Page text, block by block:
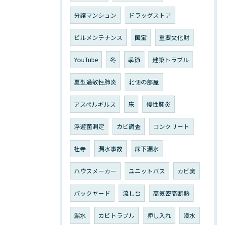
分譲マンション ドラッグストア
ビルメンテナンス 国宝 重要文化財
YouTube 冬 季節 建築トラブル
夏型過敏性肺炎 北側の部屋
アスペルギルス 床 慢性肺炎
浮遊菌測定 カビ調査 コンクリート
社寺 漏水事故 床下漏水
ハウスメーカー ユニットバス カビ臭
バックヤード 流し台 高気密高断熱
漏水 カビトラブル 押し入れ 浸水